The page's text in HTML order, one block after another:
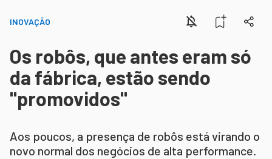
INOVAÇÃO
Os robôs, que antes eram só
da fábrica, estão sendo
"promovidos"
Aos poucos, a presença de robôs está virando o
novo normal dos negócios de alta performance.